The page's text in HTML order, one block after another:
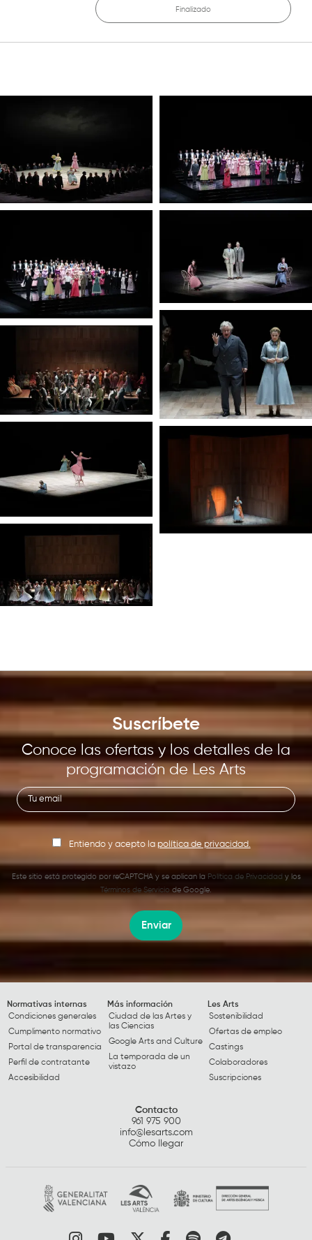
Finalizado
Suscríbete
Conoce las ofertas y los detalles de la
programación de Les Arts
Entiendo y acepto la política de privacidad.
Este sitio está protegido por reCAPTCHA y se aplican la Política de Privacidad y los
Términos de Servicio de Google.
Enviar
Normativas internas
Condiciones generales
Cumplimento normativo
Portal de transparencia
Perfil de contratante
Accesibilidad
Más información
Ciudad de las Artes y
las Ciencias
Google Arts and Culture
La temporada de un
vistazo
Les Arts
Sostenibilidad
Ofertas de empleo
Castings
Colaboradores
Suscripciones
Contacto
961 975 900
info@lesarts.com
Cómo llegar